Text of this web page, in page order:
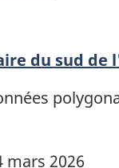
du sud de
mars 2026